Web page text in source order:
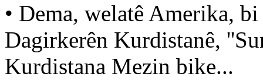
• Dema, welatê Amerika,
Dagirkerên Kurdistanê,
Kurdistana Mezin bike...